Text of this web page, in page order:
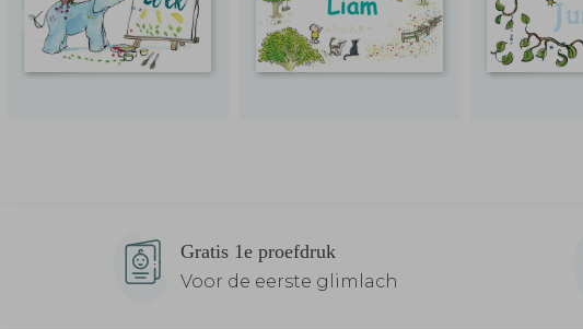
Gratis 1e proefdruk
Voor de eerste glimlach